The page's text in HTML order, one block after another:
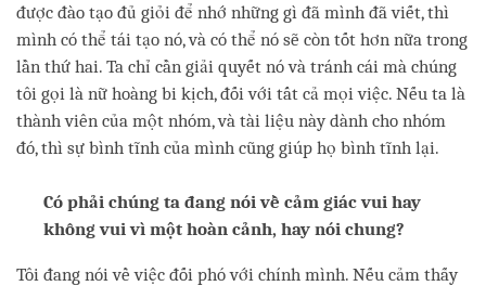
được đào tạo đủ giỏi để nhớ những gì đã mình đã viết, thì
mình có thể tái tạo nó, và có thể nó sẽ còn tốt hơn nữa trong
lần thứ hai. Ta chỉ cần giải quyết nó và tránh cái mà chúng
tôi gọi là nữ hoàng bi kịch, đối với tất cả mọi việc. Nếu ta là
thành viên của một nhóm, và tài liệu này dành cho nhóm
đó, thì sự bình tĩnh của mình cũng giúp họ bình tĩnh lại.
Có phải chúng ta đang nói về cảm giác vui hay
không vui vì một hoàn cảnh, hay nói chung?
Tôi đang nói về việc đối phó với chính mình. Nếu cảm thấy